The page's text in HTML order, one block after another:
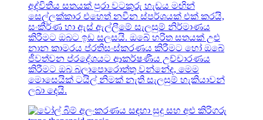
අද්විතීය සතයක් පුරා වටකුරු හැඩය මඟින්
සෙල්ලක්කාර එහෙත් නවීන ස්පර්ශයක් එක් කරයි,
සංකීර්ණ හා ඇස් ඇල්ලීමේ සැලසුම් නිර්මාණය
කිරීමට ඔබට ඉඩ සලසයි. ඔබේ හරිත සතයක් උළු
නාන කාමරය ප්රතිසංස්කරණය කිරීමට හෝ ඔබේ
ජීවත්වන ප්රදේශයට ආකර්ෂණීය උච්චාරණය
කිරීමට ඔබ බලාපොරොත්තු වන්නේද, මෙම
මොසෙයික් ටයිල් නිමක් නැති සැලසුම් හැකියාවන්
ලබා දෙයි.